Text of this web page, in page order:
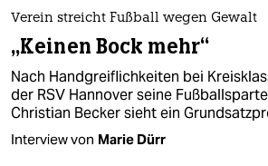
Verein streicht Fußball wegen Gewalt
„Keinen Bock mehr“
Nach Handgreiflichkeiten bei
der RSV Hannover seine
Christian Becker sieht ein
Interview von Marie Dürr